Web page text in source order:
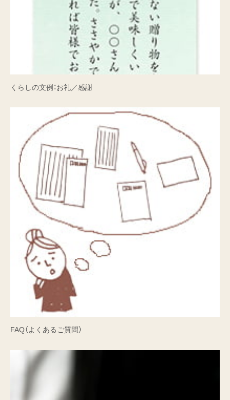
くらしの文例：お礼／感謝
FAQ（よくあるご質問）